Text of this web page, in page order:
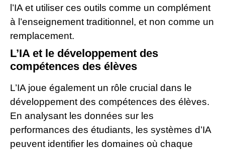
l’IA et utiliser ces outils comme un complément
à l’enseignement traditionnel, et non comme un
remplacement.
L’IA et le développement des
compétences des élèves
L’IA joue également un rôle crucial dans le
développement des compétences des élèves.
En analysant les données sur les
performances des étudiants, les systèmes d’IA
peuvent identifier les domaines où chaque